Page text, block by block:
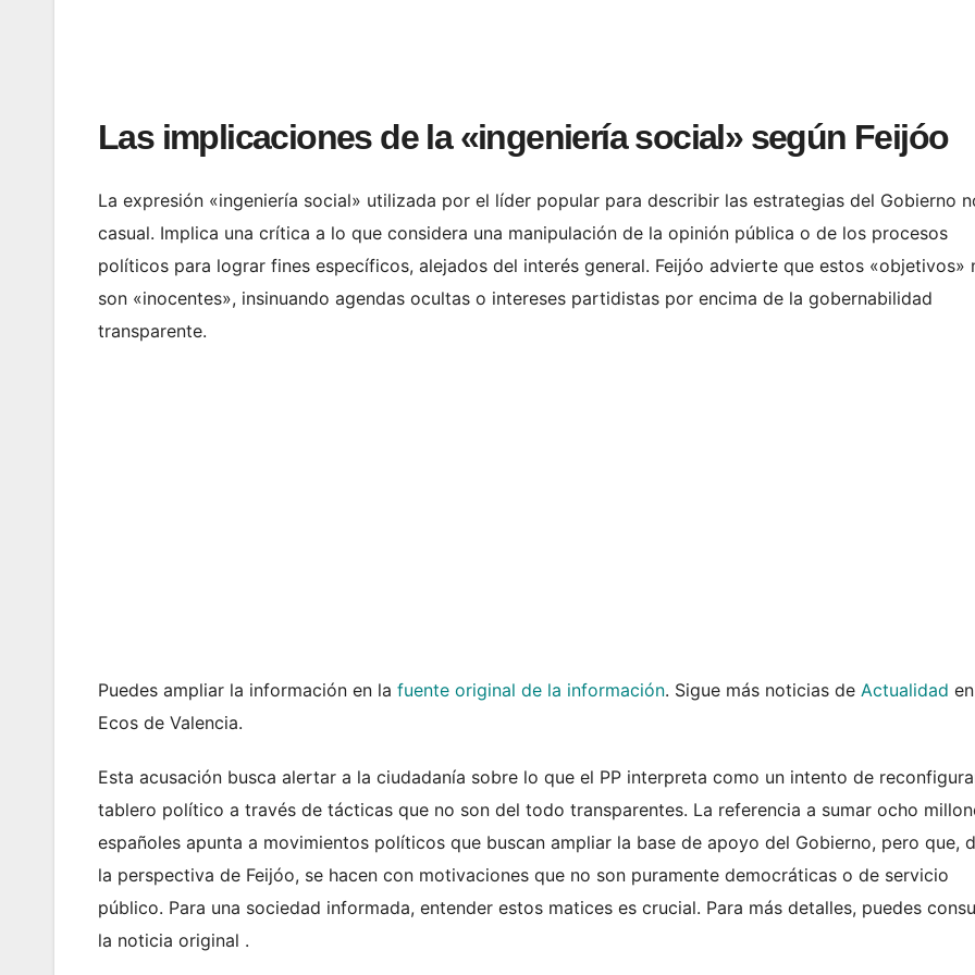
Las implicaciones de la «ingeniería social» según Feijóo
La expresión «ingeniería social» utilizada por el líder popular para describir las estrategias del Gobierno
casual. Implica una crítica a lo que considera una manipulación de la opinión pública o de los procesos
políticos para lograr fines específicos, alejados del interés general. Feijóo advierte que estos «objetivos»
son «inocentes», insinuando agendas ocultas o intereses partidistas por encima de la gobernabilidad
transparente.
Puedes ampliar la información en la fuente original de la información. Sigue más noticias de Actualidad en
Ecos de Valencia.
Esta acusación busca alertar a la ciudadanía sobre lo que el PP interpreta como un intento de
tablero político a través de tácticas que no son del todo transparentes. La referencia a sumar ocho
españoles apunta a movimientos políticos que buscan ampliar la base de apoyo del Gobierno, pero que,
la perspectiva de Feijóo, se hacen con motivaciones que no son puramente democráticas o de servicio
público. Para una sociedad informada, entender estos matices es crucial. Para más detalles, puedes
la noticia original .